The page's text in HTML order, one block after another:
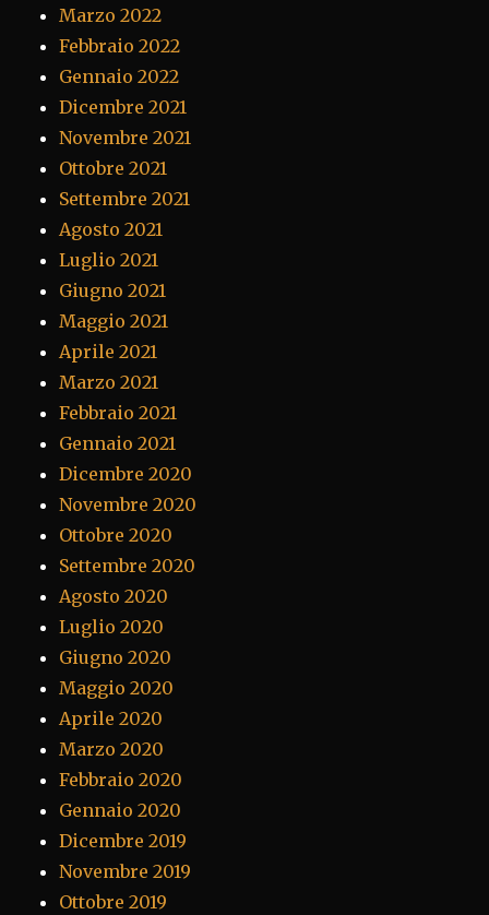
Marzo 2022
Febbraio 2022
Gennaio 2022
Dicembre 2021
Novembre 2021
Ottobre 2021
Settembre 2021
Agosto 2021
Luglio 2021
Giugno 2021
Maggio 2021
Aprile 2021
Marzo 2021
Febbraio 2021
Gennaio 2021
Dicembre 2020
Novembre 2020
Ottobre 2020
Settembre 2020
Agosto 2020
Luglio 2020
Giugno 2020
Maggio 2020
Aprile 2020
Marzo 2020
Febbraio 2020
Gennaio 2020
Dicembre 2019
Novembre 2019
Ottobre 2019